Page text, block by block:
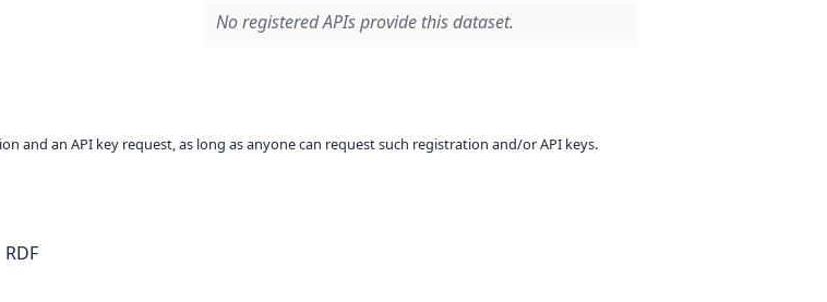
No registered APIs provide this dataset.
and an API key request, as long as anyone can request such registration and/or API keys.
RDF